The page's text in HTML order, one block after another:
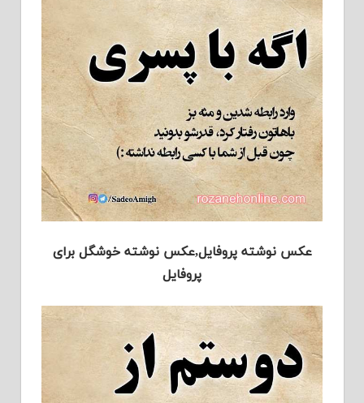
عکس نوشته پروفایل,عکس نوشته خوشگل برای
پروفایل